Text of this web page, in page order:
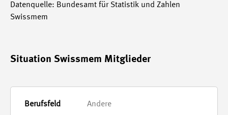
Datenquelle: Bundesamt für Statistik und Zahlen
Swissmem
Situation Swissmem Mitglieder
Andere